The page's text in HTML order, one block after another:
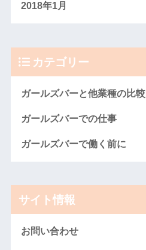
2018年1月
カテゴリー
ガールズバーと他業種の比較
ガールズバーでの仕事
ガールズバーで働く前に
サイト情報
お問い合わせ